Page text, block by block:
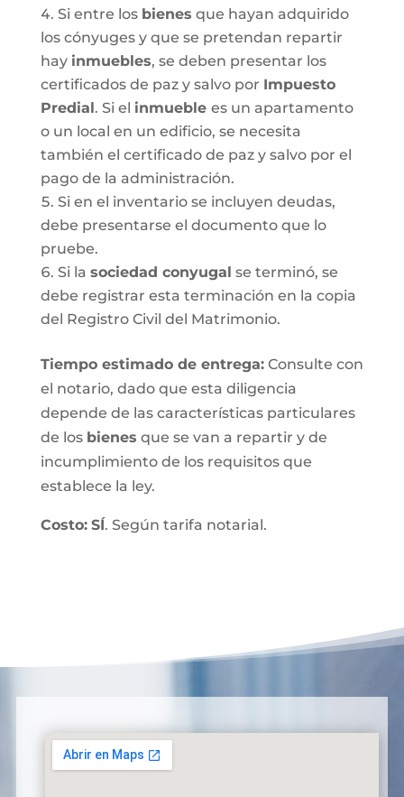
Si entre los bienes que hayan adquirido
los cónyuges y que se pretendan repartir
hay inmuebles, se deben presentar los
certificados de paz y salvo por Impuesto
Predial. Si el inmueble es un apartamento
o un local en un edificio, se necesita
también el certificado de paz y salvo por el
pago de la administración.
Si en el inventario se incluyen deudas,
debe presentarse el documento que lo
pruebe.
Si la sociedad conyugal se terminó, se
debe registrar esta terminación en la copia
del Registro Civil del Matrimonio.
Tiempo estimado de entrega:Consulte con
el notario, dado que esta diligencia
depende de las características particulares
de los bienes que se van a repartir y de
incumplimiento de los requisitos que
establece la ley.
Costo: SÍ. Según tarifa notarial.